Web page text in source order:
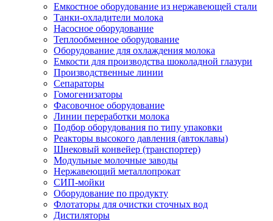
Емкостное оборудование из нержавеющей стали
Танки-охладители молока
Насосное оборудование
Теплообменное оборудование
Оборудование для охлаждения молока
Емкости для производства шоколадной глазури
Производственные линии
Сепараторы
Гомогенизаторы
Фасовочное оборудование
Линии переработки молока
Подбор оборудования по типу упаковки
Реакторы высокого давления (автоклавы)
Шнековый конвейер (транспортер)
Модульные молочные заводы
Нержавеющий металлопрокат
СИП-мойки
Оборудование по продукту
Флотаторы для очистки сточных вод
Дистиляторы